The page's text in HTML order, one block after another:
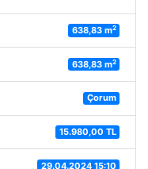
638,83 m2
638,83 m2
Çorum
15.980,00 TL
29.04.2024 15:10